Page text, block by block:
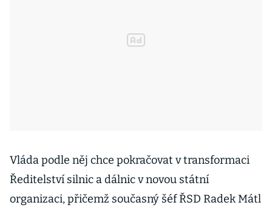
Vláda podle něj chce pokračovat v transformaci
Ředitelství silnic a dálnic v novou státní
organizaci, přičemž současný šéf ŘSD Radek Mátl